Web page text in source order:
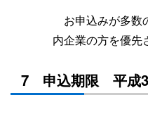
お申込みが多数
内企業の方を優先
7 申込期限 平成